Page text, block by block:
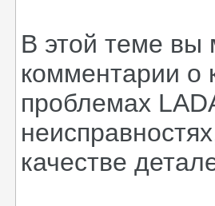
В этой теме вы
комментарии о
проблемах
качестве